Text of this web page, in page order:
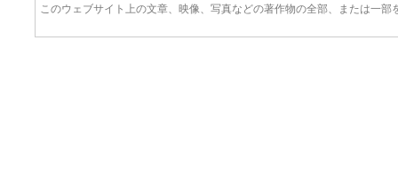
このウェブサイト上の文章、映像、写真などの著作物の全部、または一